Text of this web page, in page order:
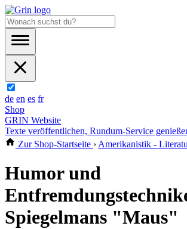
de en es fr
Shop
GRIN Website
Texte veröffentlichen, Rundum-Service
Zur Shop-Startseite › Amerikanistik -
Humor und
Spiegelmans "Maus"